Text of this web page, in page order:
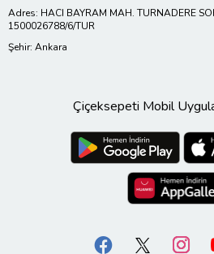
Adres: HACI BAYRAM MAH. TURNADERE
1500026788/6/TUR
Şehir: Ankara
Çiçeksepeti Mobil